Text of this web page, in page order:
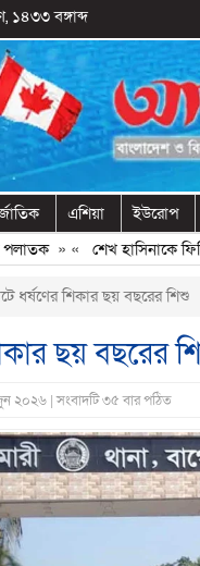
১৪৩৩ বঙ্গাব্দ
এশিয়া ইউরোপ
» « শেখ হাসিনাকে ফিরিয়ে
ধর্ষণের শিকার ছয় বছরের শিশু
ছয় বছরের
২০২৬ | সংবাদটি ৩৫ বার পঠিত